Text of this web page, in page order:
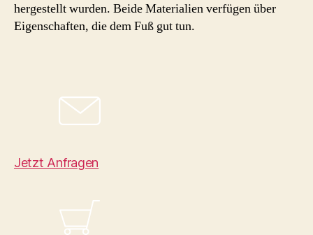
hergestellt wurden. Beide Materialien verfügen über
Eigenschaften, die dem Fuß gut tun.
Jetzt Anfragen